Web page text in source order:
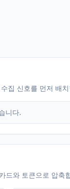
집 신호를 먼저 배
니다.
드와 토큰으로 압축